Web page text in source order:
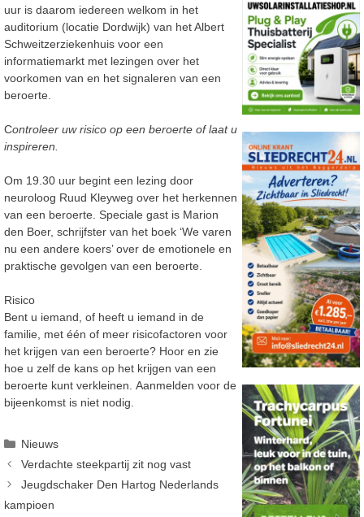
uur is daarom iedereen welkom in het
auditorium (locatie Dordwijk) van het Albert
Schweitzerziekenhuis voor een
informatiemarkt met lezingen over het
voorkomen van en het signaleren van een
beroerte.
Controleer uw risico op een beroerte of laat u
inspireren.
Om 19.30 uur begint een lezing door
neuroloog Ruud Kleyweg over het herkennen
van een beroerte. Speciale gast is Marion
den Boer, schrijfster van het boek ‘We varen
nu een andere koers’ over de emotionele en
praktische gevolgen van een beroerte.
Risico
Bent u iemand, of heeft u iemand in de
familie, met één of meer risicofactoren voor
het krijgen van een beroerte? Hoor en zie
hoe u zelf de kans op het krijgen van een
beroerte kunt verkleinen. Aanmelden voor de
bijeenkomst is niet nodig.
Categorieën
Nieuws
Verdachte steekpartij zit nog vast
Jeugdschaker Den Hartog Nederlands
kampioen